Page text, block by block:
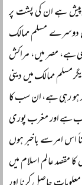
ہے ان کی پشت پر
دوسرے مسلم ممالک
ہے، مصر میں، مراکش
مسلم ممالک میں دینی
ہو رہی ہے، ان سب کا
ہے اور مغرب پوری
اس امر سے باخبر ہوں
مقصد عالم اسلام میں